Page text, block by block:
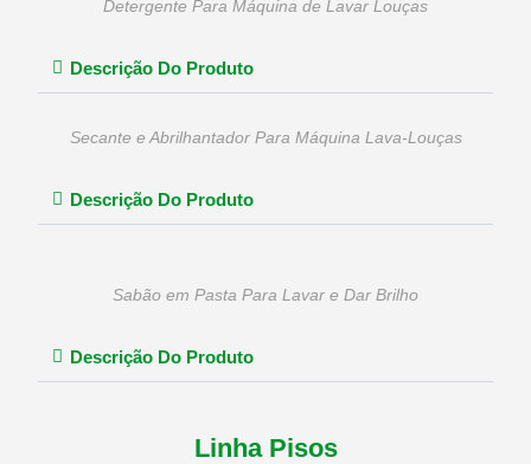
Detergente Para Máquina de Lavar Louças
Descrição Do Produto
Secante e Abrilhantador Para Máquina Lava-Louças
Descrição Do Produto
Sabão em Pasta Para Lavar e Dar Brilho
Descrição Do Produto
Linha Pisos